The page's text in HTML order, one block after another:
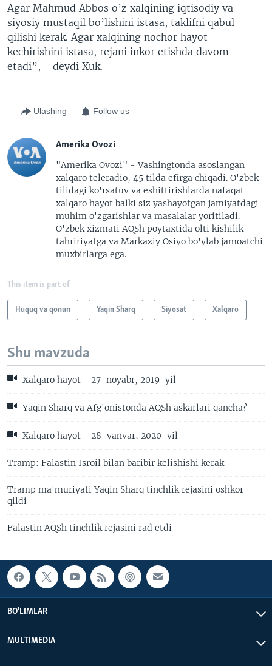
Agar Mahmud Abbos o’z xalqining iqtisodiy va
siyosiy mustaqil bo’lishini istasa, taklifni qabul
qilishi kerak. Agar xalqining nochor hayot
kechirishini istasa, rejani inkor etishda davom
etadi”, - deydi Xuk.
Ulashing Follow us
Amerika Ovozi
"Amerika Ovozi" - Vashingtonda asoslangan
xalqaro teleradio, 45 tilda efirga chiqadi. O'zbek
tilidagi ko'rsatuv va eshittirishlarda nafaqat
xalqaro hayot balki siz yashayotgan jamiyatdagi
muhim o'zgarishlar va masalalar yoritiladi.
O'zbek xizmati AQSh poytaxtida olti kishilik
tahririyatga va Markaziy Osiyo bo'ylab jamoatchi
muxbirlarga ega.
This item is part of
Huquq va qonun Yaqin Sharq Siyosat Xalqaro
Shu mavzuda
Xalqaro hayot - 27-noyabr, 2019-yil
Yaqin Sharq va Afg'onistonda AQSh askarlari qancha?
Xalqaro hayot - 28-yanvar, 2020-yil
Tramp: Falastin Isroil bilan baribir kelishishi kerak
Tramp ma'muriyati Yaqin Sharq tinchlik rejasini oshkor
qildi
Falastin AQSh tinchlik rejasini rad etdi
BO'LIMLAR
MULTIMEDIA